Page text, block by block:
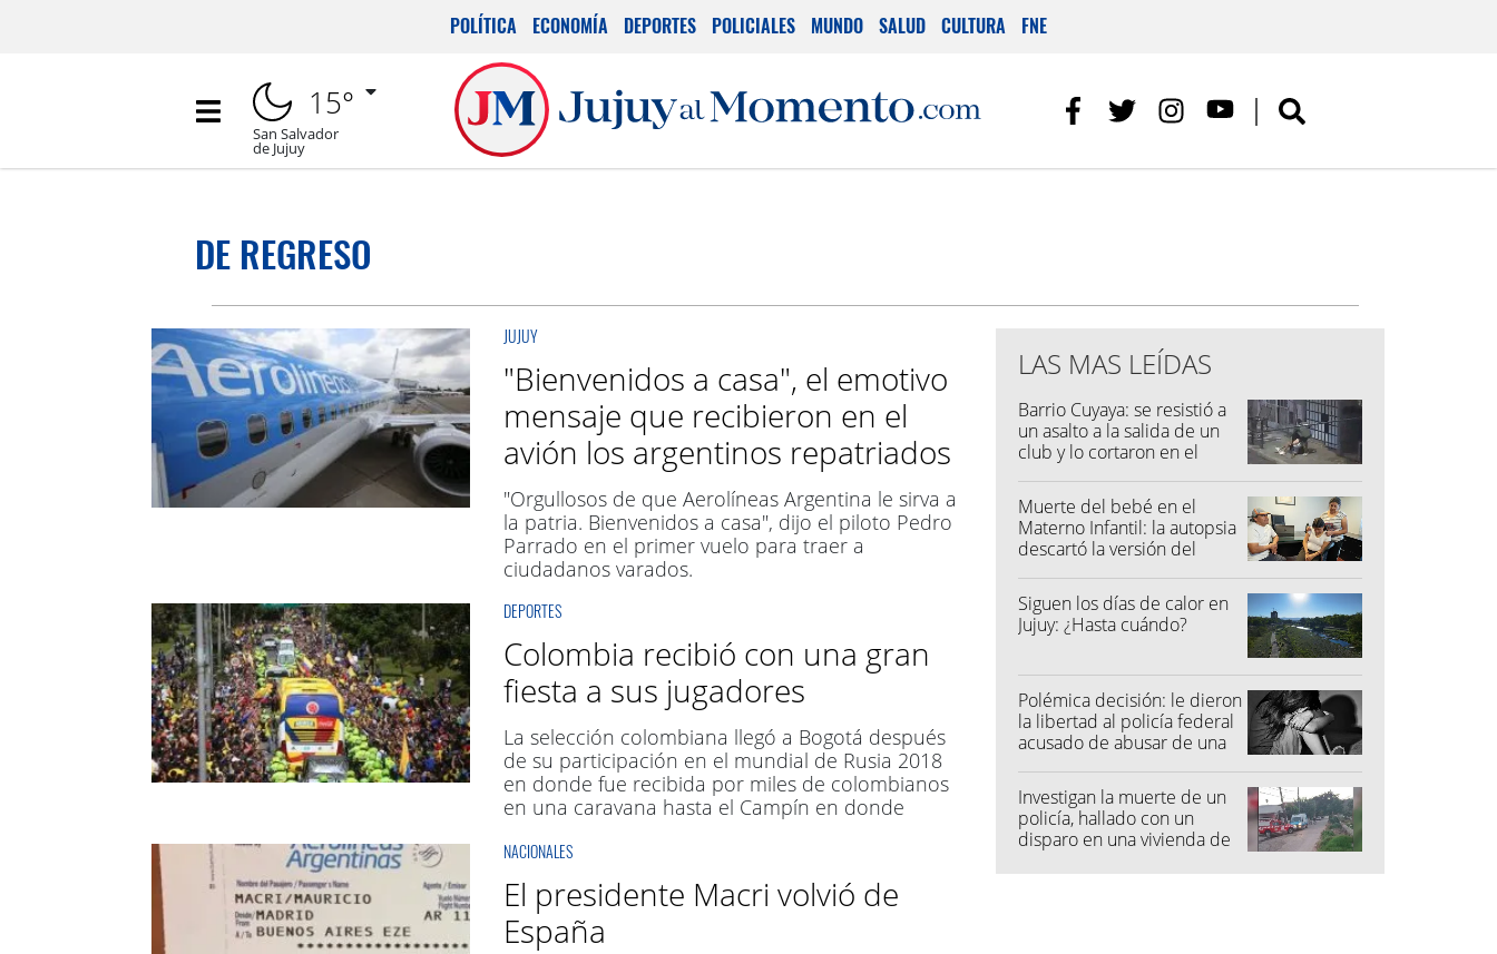
POLÍTICA ECONOMÍA DEPORTES POLICIALES MUNDO SALUD CULTURA FNE
15°
San Salvador
de Jujuy
DE REGRESO
JUJUY
"Bienvenidos a casa", el emotivo
mensaje que recibieron en el
avión los argentinos repatriados
"Orgullosos de que Aerolíneas Argentina le sirva a
la patria. Bienvenidos a casa", dijo el piloto Pedro
Parrado en el primer vuelo para traer a
ciudadanos varados.
DEPORTES
Colombia recibió con una gran
fiesta a sus jugadores
La selección colombiana llegó a Bogotá después
de su participación en el mundial de Rusia 2018
en donde fue recibida por miles de colombianos
en una caravana hasta el Campín en donde
NACIONALES
El presidente Macri volvió de
España
LAS MAS LEÍDAS
Barrio Cuyaya: se resistió a
un asalto a la salida de un
club y lo cortaron en el
Muerte del bebé en el
Materno Infantil: la autopsia
descartó la versión del
Siguen los días de calor en
Jujuy: ¿Hasta cuándo?
Polémica decisión: le dieron
la libertad al policía federal
acusado de abusar de una
Investigan la muerte de un
policía, hallado con un
disparo en una vivienda de